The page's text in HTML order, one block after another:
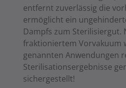
entfernt zuverlässig die
ermöglicht ein
Dampfs zum Sterilisiergut.
fraktioniertem Vorvakuum
genannten Anwendungen
Sterilisationsergebnisse
sichergestellt!